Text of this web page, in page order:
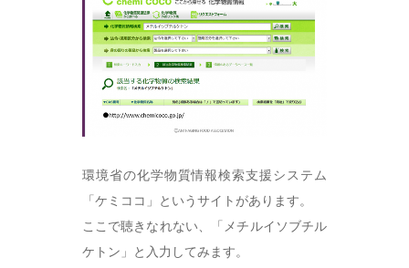
環境省の化学物質情報検索支援システム
「ケミココ」というサイトがあります。
ここで聴きなれない、「メチルイソブチル
ケトン」と入力してみます。